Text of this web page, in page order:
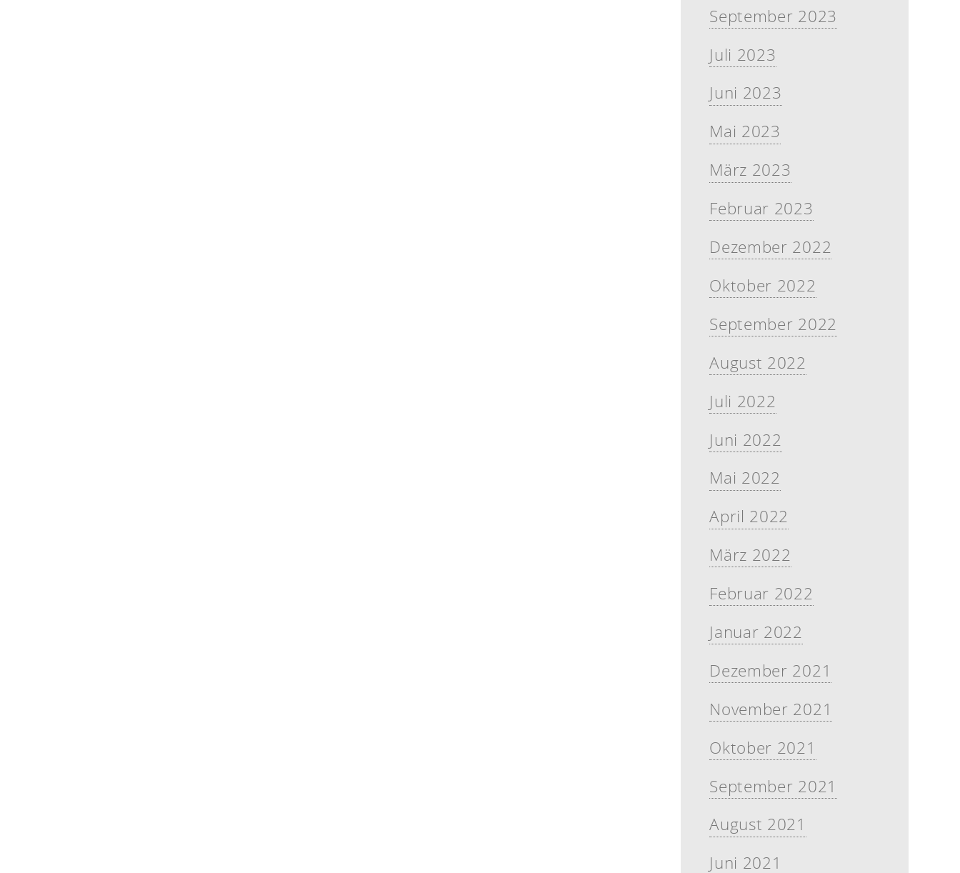
September 2023
Juli 2023
Juni 2023
Mai 2023
März 2023
Februar 2023
Dezember 2022
Oktober 2022
September 2022
August 2022
Juli 2022
Juni 2022
Mai 2022
April 2022
März 2022
Februar 2022
Januar 2022
Dezember 2021
November 2021
Oktober 2021
September 2021
August 2021
Juni 2021